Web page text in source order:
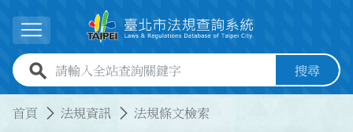
展開選單
全站查詢關鍵字欄位 搜尋
首頁 法規資訊 法規條文檢索